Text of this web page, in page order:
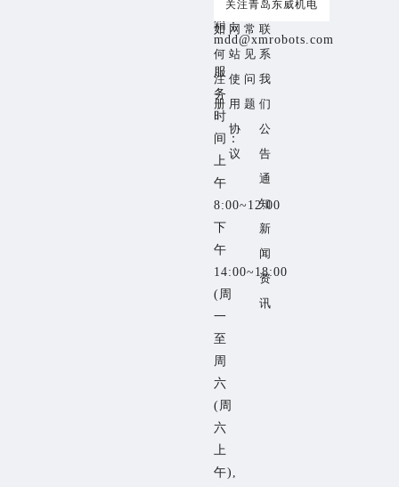
邮
箱：
mdd@xmrobots.com
服
务
时
间：
上
午
8:00~12:00
下
午
14:00~18:00
(周
一
至
周
六
(周
六
上
午),
程
如
何
注
册
知
网
站
使
用
协
议
心
常
见
问
题
们
联
系
我
们
公
告
通
知
新
闻
资
讯
关注青岛东威机电